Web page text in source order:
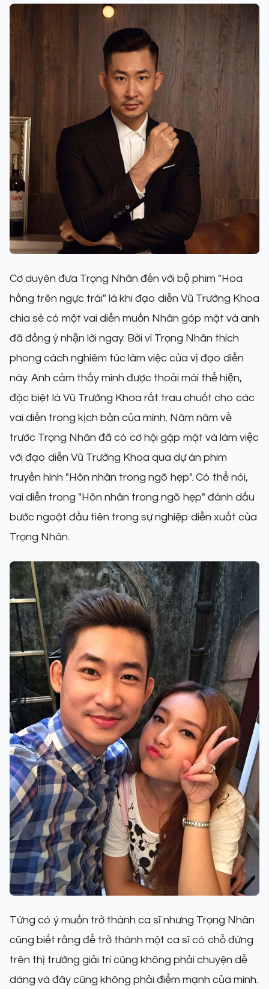
Cơ duyên đưa Trọng Nhân đến với bộ phim "Hoa
hồng trên ngực trái" là khi đạo diễn Vũ Trường Khoa
chia sẻ có một vai diễn muốn Nhân góp mặt và anh
đã đồng ý nhận lời ngay. Bởi vì Trọng Nhân thích
phong cách nghiêm túc làm việc của vị đạo diễn
này. Anh cảm thấy mình được thoải mái thể hiện,
đặc biệt là Vũ Trường Khoa rất trau chuốt cho các
vai diễn trong kịch bản của mình. Năm năm về
trước Trọng Nhân đã có cơ hội gặp mặt và làm việc
với đạo diễn Vũ Trường Khoa qua dự án phim
truyền hình "Hôn nhân trong ngõ hẹp". Có thể nói,
vai diễn trong "Hôn nhân trong ngõ hẹp" đánh dấu
bước ngoặt đầu tiên trong sự nghiệp diễn xuất của
Trọng Nhân.
Từng có ý muốn trở thành ca sĩ nhưng Trọng Nhân
cũng biết rằng để trở thành một ca sĩ có chỗ đứng
trên thị trường giải trí cũng không phải chuyện dễ
dàng và đây cũng không phải điểm mạnh của mình.